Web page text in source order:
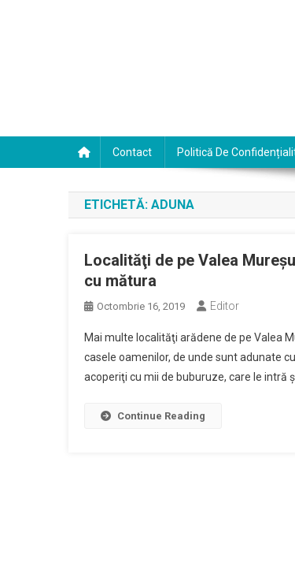
Contact Politică De
ETICHETĂ: ADUNA
Localităţi de pe Valea
cu mătura
Octombrie 16, 2019 Editor
Mai multe localităţi arădene de pe Valea
casele oamenilor, de unde sunt adunate
acoperiţi cu mii de buburuze, care le intră
Continue Reading